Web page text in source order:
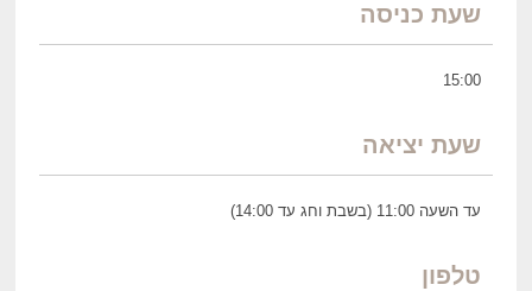
שעת כניסה
15:00
שעת יציאה
עד השעה 11:00 (בשבת וחג עד 14:00)
טלפון